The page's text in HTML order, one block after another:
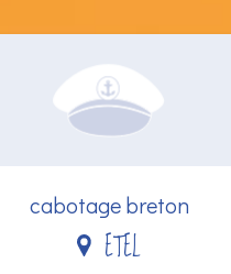
cabotage breton
ETEL